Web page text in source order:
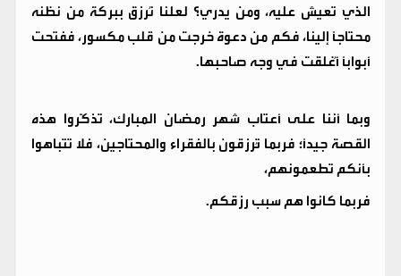
الذي تعيش عليه، ومن يدري؟ لعلنا نُرزق ببركة من نظنه
محتاجًا إلينا، فكم من دعوة خرجت من قلب مكسور، ففتحت
أبوابًا أُغلقت في وجه صاحبها.
وبما أننا على أعتاب شهر رمضان المبارك، تذكّروا هذه
القصة جيدًا؛ فربما تُرزقون بالفقراء والمحتاجين، فلا تتباهوا
بأنكم تطعمونهم،
فربما كانوا هم سبب رزقكم.